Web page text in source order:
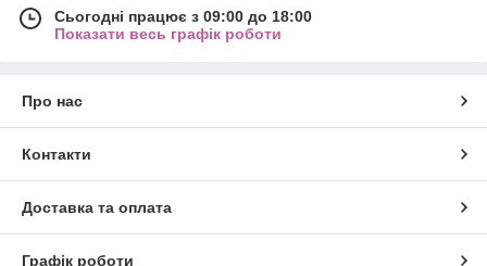
Сьогодні працює з 09:00 до 18:00
Показати весь графік роботи
Про нас
Контакти
Доставка та оплата
Графік роботи